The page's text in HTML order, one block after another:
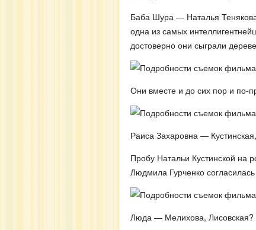
Баба Шура — Наталья
одна из самых
достоверно они сыграли
Они вместе и до сих пор и по-
Раиса Захаровна —
Пробу Натальи Кустинской на
Людмила Гурченко
Люда — Мелихова, Лисовская?